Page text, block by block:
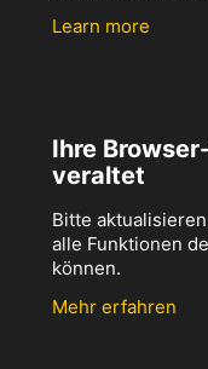
Learn more
Ihre
veraltet
Bitte
alle Funktionen
können.
Mehr erfahren